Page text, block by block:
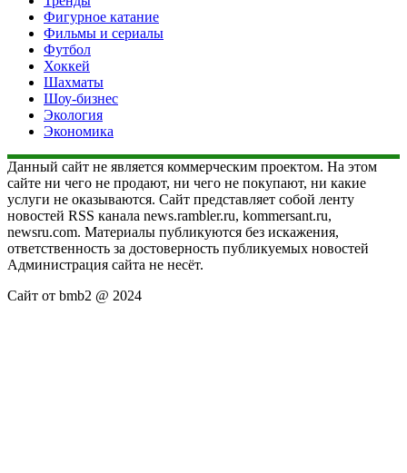
Фигурное катание
Фильмы и сериалы
Футбол
Хоккей
Шахматы
Шоу-бизнес
Экология
Экономика
Данный сайт не является коммерческим проектом. На этом
сайте ни чего не продают, ни чего не покупают, ни какие
услуги не оказываются. Сайт представляет собой ленту
новостей RSS канала news.rambler.ru, kommersant.ru,
newsru.com. Материалы публикуются без искажения,
ответственность за достоверность публикуемых новостей
Администрация сайта не несёт.
Сайт от bmb2 @ 2024